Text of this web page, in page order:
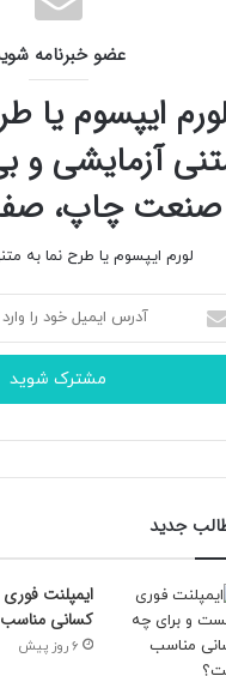
عضو خبرنامه
لورم ایپسوم یا
آزمایشی و
صنعت چاپ،
لورم ایپسوم یا طرح‌ نما به
جدید
ایمپلنت
کسانی
6 روز پیش